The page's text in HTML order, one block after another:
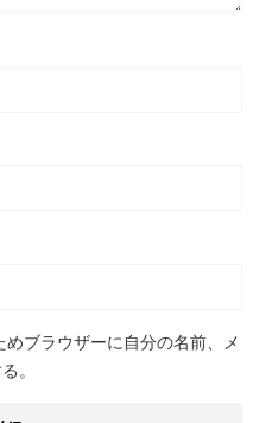
ブラウザーに自分の名前、メ
。